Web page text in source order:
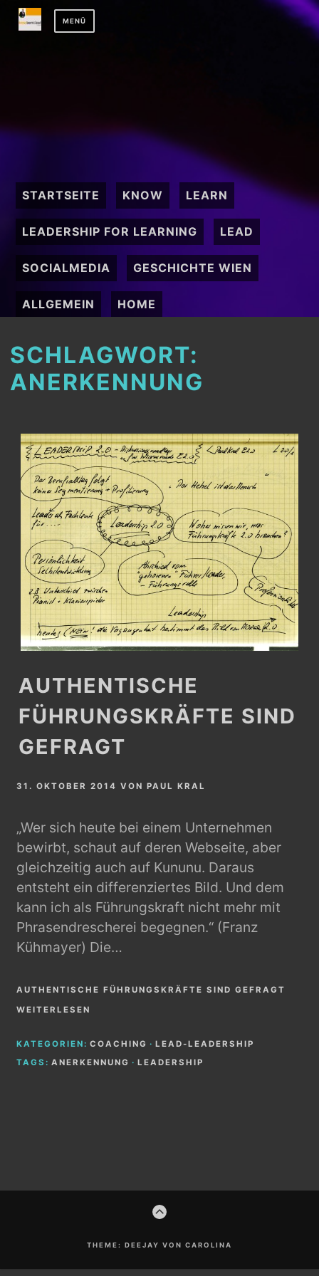
Zum
Inhalt
MENÜ
STARTSEITE KNOW LEARN
LEADERSHIP FOR LEARNING LEAD
SOCIALMEDIA GESCHICHTE WIEN
ALLGEMEIN HOME
SCHLAGWORT:
ANERKENNUNG
AUTHENTISCHE
FÜHRUNGSKRÄFTE SIND
GEFRAGT
31. OKTOBER 2014 VONPAUL KRAL
„Wer sich heute bei einem Unternehmen
bewirbt, schaut auf deren Webseite, aber
gleichzeitig auch auf Kununu. Daraus
entsteht ein differenziertes Bild. Und dem
kann ich als Führungskraft nicht mehr mit
Phrasendrescherei begegnen.“ (Franz
Kühmayer) Die…
AUTHENTISCHE FÜHRUNGSKRÄFTE SIND GEFRAGT
WEITERLESEN
KATEGORIEN: COACHING · LEAD-LEADERSHIP
TAGS: ANERKENNUNG · LEADERSHIP
ZUM
THEME: DEEJAY VON CAROLINA